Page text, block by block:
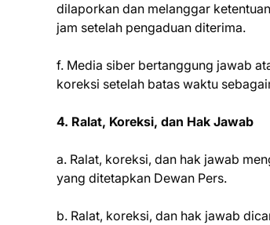
dilaporkan dan melanggar
jam setelah pengaduan diterima.
f. Media siber bertanggung jawab
koreksi setelah batas waktu
4. Ralat, Koreksi, dan Hak Jawab
a. Ralat, koreksi, dan hak jawab
yang ditetapkan Dewan Pers.
b. Ralat, koreksi, dan hak jawab